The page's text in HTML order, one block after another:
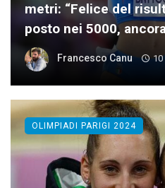
metri: “Felice del
posto nei 5000,
Francesco Canu 10
OLIMPIADI PARIGI 2024